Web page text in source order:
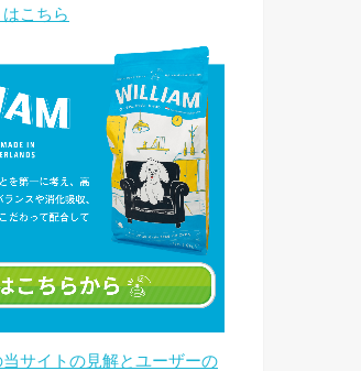
こちら
サイトの見解とユーザーの